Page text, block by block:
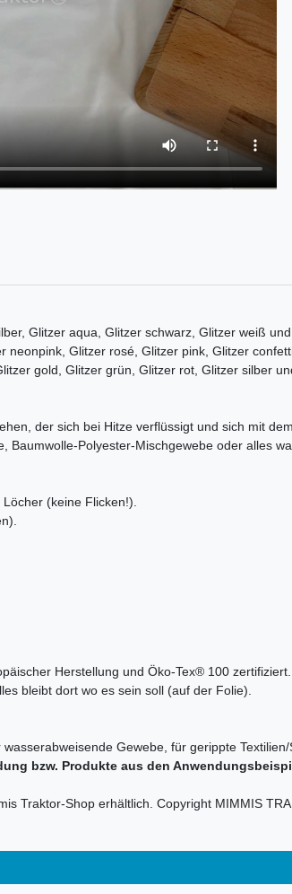
Glitzer aqua, Glitzer schwarz, Glitzer weiß und
neonpink, Glitzer rosé, Glitzer pink, Glitzer
gold, Glitzer grün, Glitzer rot, Glitzer silber
der sich bei Hitze verflüssigt und sich mit
Baumwolle-Polyester-Mischgewebe oder alles
(keine Flicken!).
Herstellung und Öko-Tex® 100
bleibt dort wo es sein soll (auf der Folie).
Gewebe, für gerippte
bzw. Produkte aus den
Traktor-Shop erhältlich. Copyright MIMMIS